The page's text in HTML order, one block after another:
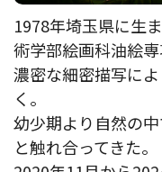
1978年埼玉県に生
術学部絵画科油絵専
濃密な細密描写に
く。
幼少期より自然の
と触れ合ってきた。